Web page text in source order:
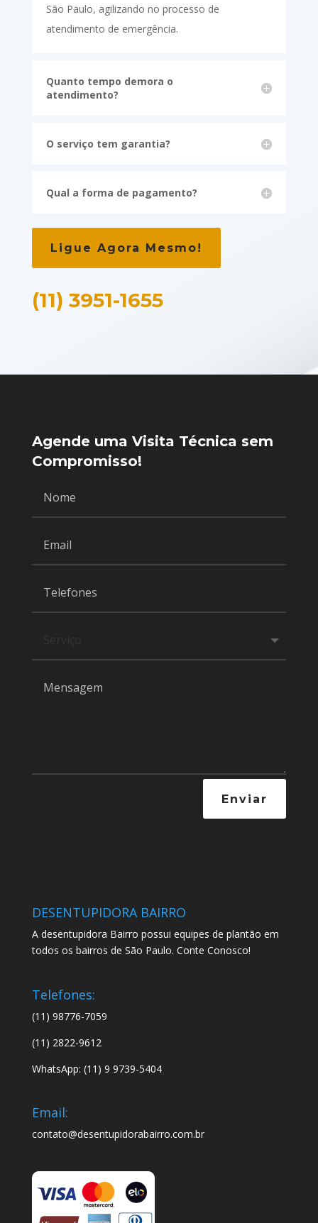
São Paulo, agilizando no processo de
atendimento de emergência.
Quanto tempo demora o
atendimento?
O serviço tem garantia?
Qual a forma de pagamento?
Ligue Agora Mesmo!
(11) 3951-1655
Agende uma Visita Técnica sem
Compromisso!
Enviar
DESENTUPIDORA BAIRRO
A desentupidora Bairro possui equipes de plantão em
todos os bairros de São Paulo. Conte Conosco!
Telefones:
(11) 98776-7059
(11) 2822-9612
WhatsApp: (11) 9 9739-5404
Email:
contato@desentupidorabairro.com.br